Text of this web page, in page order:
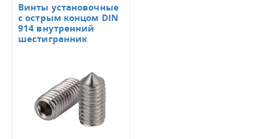
Винты установочные
с острым концом DIN
914 внутренний
шестигранник